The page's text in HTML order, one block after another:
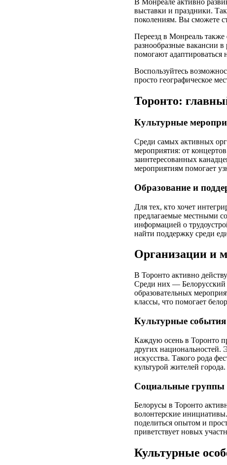
выставки и праздники.
поколениям. Вы сможете
Переезд в Монреаль также
разнообразные вакансии
помогают
Воспользуйтесь
просто географическое
Торонто:
Культурные
Среди самых активных
мероприятия: от
заинтересованных
мероприятиям помогает
Образование и
Для тех, кто хочет
предлагаемые местными
информацией о
найти поддержку среди
Организации и
В Торонто активно
Среди них — Белорусский
образовательных
классы, что помогает
Культурные события
Каждую осень в Торонто
других национальностей.
искусства. Такого рода
культурой жителей города.
Социальные группы
Белорусы в Торонто
волонтерские
поделиться опытом и
приветствует новых
Культурные